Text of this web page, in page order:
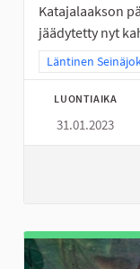
Katajalaakson
jäädytetty nyt
Rajaa tulokset
Läntinen
LUONTIAIKA
31.01.2023